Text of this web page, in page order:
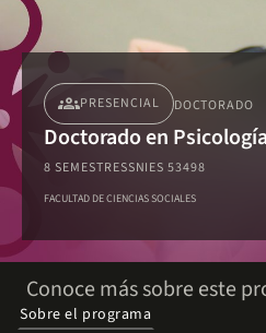
groupsPRESENCIAL DOCTORADO
Doctorado en Psicología
8 SEMESTRESSNIES 53498
FACULTAD DE CIENCIAS SOCIALES
Conoce más sobre este
Sobre el programa